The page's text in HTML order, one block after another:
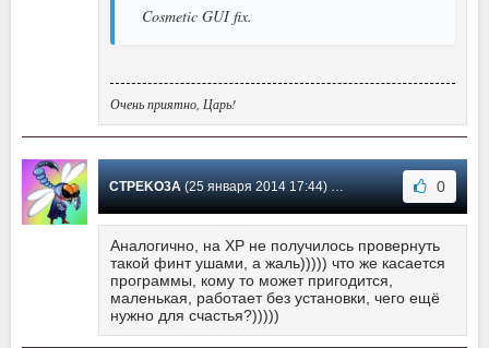
Cosmetic GUI fix.
Очень приятно, Царь!
CTPEKO3A(25 января 2014 17:44) Сообщение #9 0
Аналогично, на XP не получилось провернуть
такой финт ушами, а жаль))))) что же касается
программы, кому то может пригодится,
маленькая, работает без установки, чего ещё
нужно для счастья?)))))